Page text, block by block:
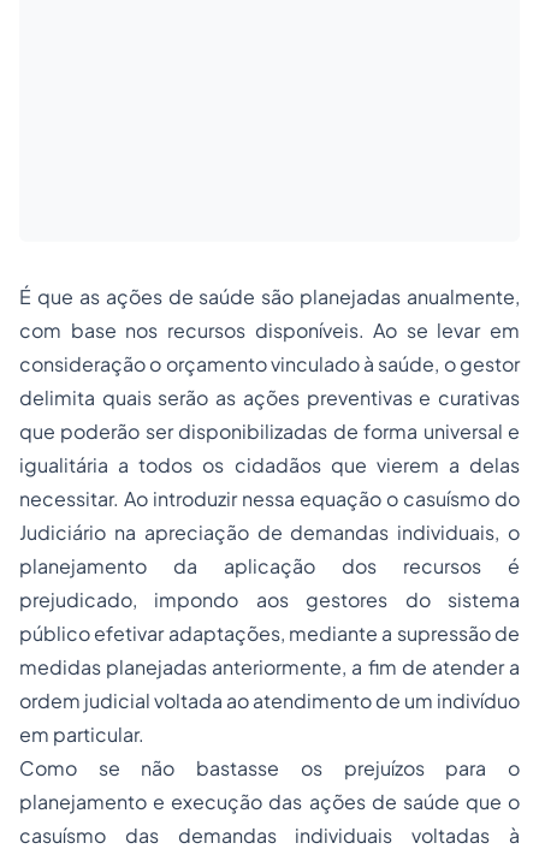
É que as ações de saúde são planejadas anualmente,
com base nos recursos disponíveis. Ao se levar em
consideração o orçamento vinculado à saúde, o gestor
delimita quais serão as ações preventivas e curativas
que poderão ser disponibilizadas de forma universal e
igualitária a todos os cidadãos que vierem a delas
necessitar. Ao introduzir nessa equação o casuísmo do
Judiciário na apreciação de demandas individuais, o
planejamento da aplicação dos recursos é
prejudicado, impondo aos gestores do sistema
público efetivar adaptações, mediante a supressão de
medidas planejadas anteriormente, a fim de atender a
ordem judicial voltada ao atendimento de um indivíduo
em particular.
Como se não bastasse os prejuízos para o
planejamento e execução das ações de saúde que o
casuísmo das demandas individuais voltadas à